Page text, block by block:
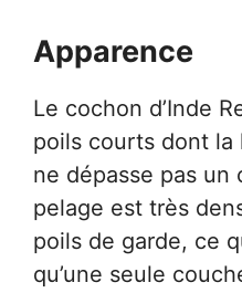
Apparence
Le cochon d’Inde
poils courts dont la
ne dépasse pas un
pelage est très
poils de garde, ce
qu’une seule